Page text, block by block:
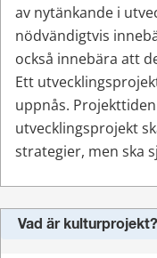
av nytänkande i
nödvändigtvis
också innebära att
Ett
uppnås.
utvecklingsprojekt
strategier, men ska
Vad är kulturprojekt?